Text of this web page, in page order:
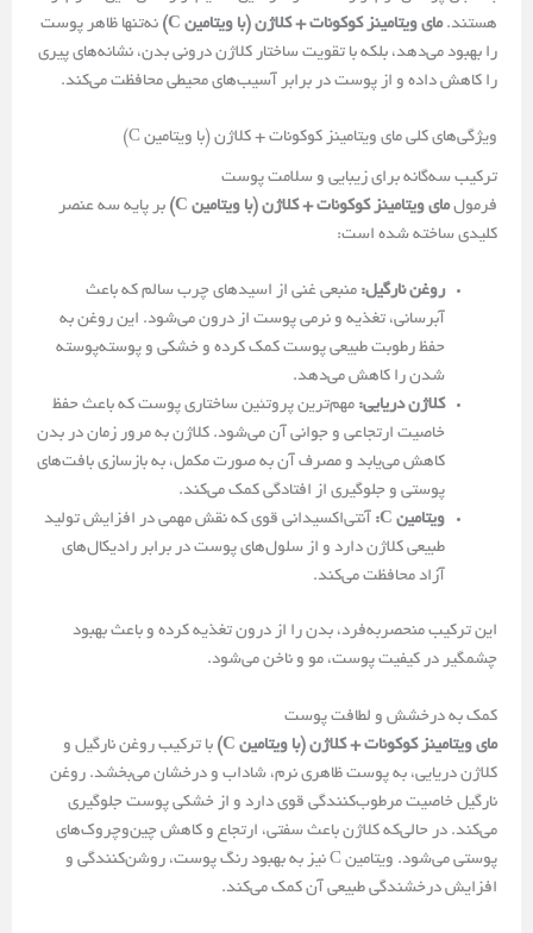
هستند.مای‌ ویتامینز کوکونات + کلاژن (با ویتامین C)
نه‌تنها ظاهر پوست
را بهبود می‌دهد، بلکه با تقویت ساختار کلاژن درونی بدن، نشانه‌های پیری
را کاهش داده و از پوست در برابر آسیب‌های محیطی محافظت می‌کند.
ویژگی‌های کلی مای‌ ویتامینز کوکونات + کلاژن (با ویتامین C)
ترکیب سه‌گانه برای زیبایی و سلامت پوست
فرمولمای‌ ویتامینز کوکونات + کلاژن (با ویتامین C)
بر پایه سه عنصر
کلیدی ساخته شده است:
روغن نارگیل: منبعی غنی از اسیدهای چرب سالم که باعث
آبرسانی، تغذیه و نرمی پوست از درون می‌شود. این روغن به
حفظ رطوبت طبیعی پوست کمک کرده و خشکی و پوسته‌پوسته
شدن را کاهش می‌دهد.
کلاژن دریایی: مهم‌ترین پروتئین ساختاری پوست که باعث حفظ
خاصیت ارتجاعی و جوانی آن می‌شود. کلاژن به مرور زمان در بدن
کاهش می‌یابد و مصرف آن به صورت مکمل، به بازسازی بافت‌های
پوستی و جلوگیری از افتادگی کمک می‌کند.
ویتامین C:
آنتی‌اکسیدانی قوی که نقش مهمی در افزایش تولید
طبیعی کلاژن دارد و از سلول‌های پوست در برابر رادیکال‌های
آزاد محافظت می‌کند.
این ترکیب منحصر‌به‌فرد، بدن را از درون تغذیه کرده و باعث بهبود
چشمگیر در کیفیت پوست، مو و ناخن می‌شود.
کمک به درخشش و لطافت پوست
مای‌ ویتامینز کوکونات + کلاژن (با ویتامین C)
با ترکیب روغن نارگیل و
کلاژن دریایی، به پوست ظاهری نرم، شاداب و درخشان می‌بخشد. روغن
نارگیل خاصیت مرطوب‌کنندگی قوی دارد و از خشکی پوست جلوگیری
می‌کند. در حالی‌که کلاژن باعث سفتی، ارتجاع و کاهش چین‌وچروک‌های
پوستی می‌شود. ویتامین C نیز به بهبود رنگ پوست، روشن‌کنندگی و
افزایش درخشندگی طبیعی آن کمک می‌کند.